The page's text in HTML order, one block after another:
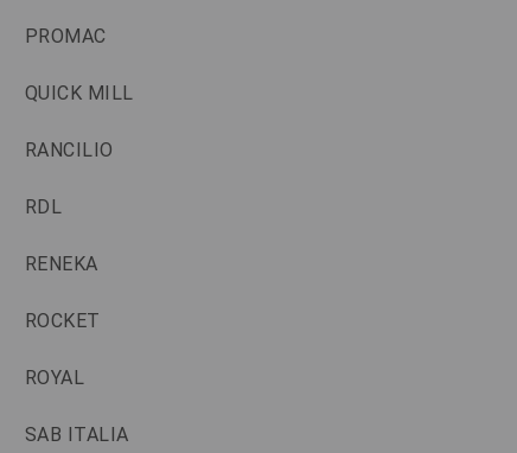
PROMAC
QUICK MILL
RANCILIO
RDL
RENEKA
ROCKET
ROYAL
SAB ITALIA